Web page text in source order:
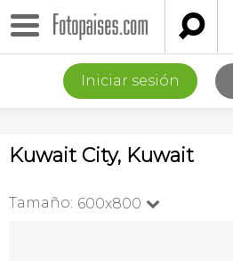

Iniciar sesión
Kuwait City, Kuwait
Tamaño: 600x800 